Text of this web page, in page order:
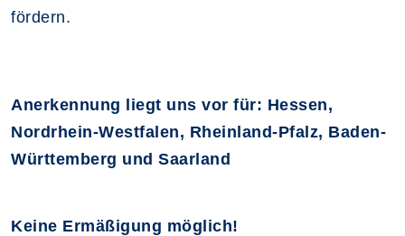
fördern.
Anerkennung liegt uns vor für: Hessen,
Nordrhein-Westfalen, Rheinland-Pfalz, Baden-
Württemberg und Saarland
Keine Ermäßigung möglich!